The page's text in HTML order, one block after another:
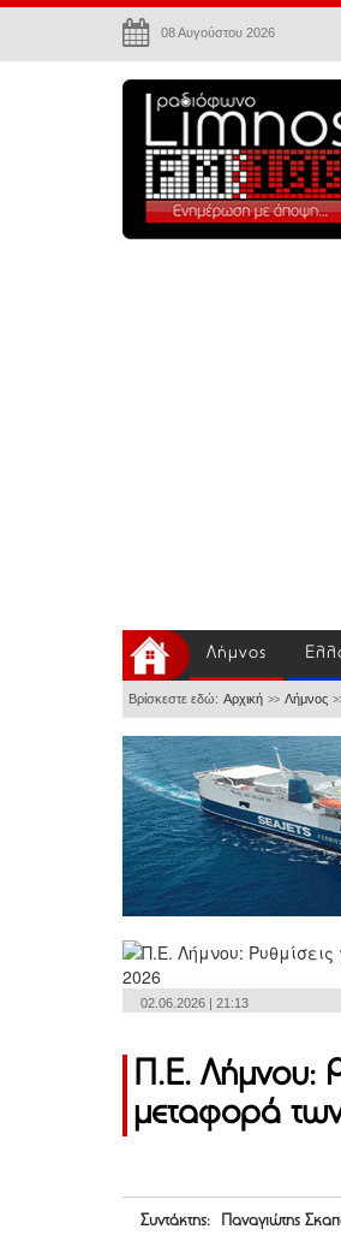
08 Αυγούστου 2026
Λήμνος
Βρίσκεστε εδώ: Αρχική >> Λήμνος
02.06.2026 | 21:13
Π.Ε. Λήμνου:
μεταφορά
Συντάκτης: Παναγιώτης